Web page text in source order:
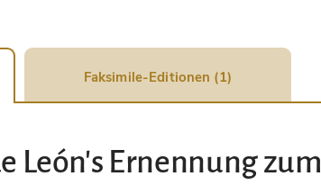
Faksimile-Editionen (1)
León's Ernennung zum